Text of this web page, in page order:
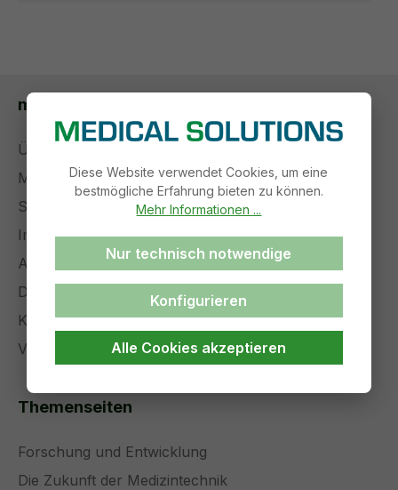
medical solutions
Über uns
Management
Stellenangebote
Impressum
AGB
Datenschutz
Kontakt
Versand und Zahlung
Themenseiten
Forschung und Entwicklung
Die Zukunft der Medizintechnik
Diese Website verwendet Cookies, um eine
bestmögliche Erfahrung bieten zu können.
Mehr Informationen ...
Nur technisch notwendige
Konfigurieren
Alle Cookies akzeptieren